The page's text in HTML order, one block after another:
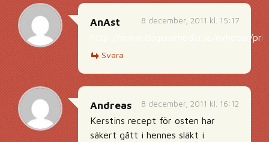
8 december, 2011 kl. 15:17
AnAst
http://www.dagensmedia.se/nyheter/
Svara
8 december, 2011 kl. 16:12
Andreas
Kerstins recept för osten har
säkert gått i hennes släkt i